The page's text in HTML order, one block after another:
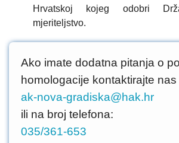
Hrvatskoj kojeg odobri
mjeriteljstvo.
Ako imate dodatna pitanja o
homologacije kontaktirajte nas
ak-nova-gradiska@hak.hr
ili na broj telefona:
035/361-653